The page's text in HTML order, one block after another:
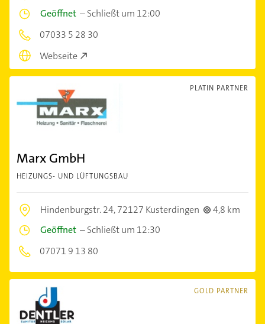
Geöffnet –Schließt um 12:00
07033 5 28 30
Webseite
PLATIN PARTNER
Marx GmbH
HEIZUNGS- UND LÜFTUNGSBAU
Hindenburgstr. 24,72127 Kusterdingen
4,8 km
Geöffnet –Schließt um 12:30
07071 9 13 80
GOLD PARTNER